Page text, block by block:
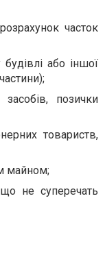
часток
або iншoї
засобiв, позички
товариств,
майном;
не суперечать